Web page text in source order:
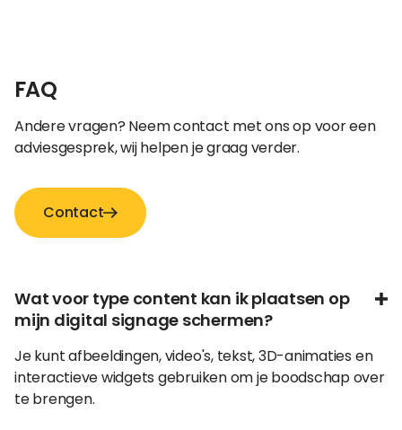
FAQ
Andere vragen? Neem contact met ons op voor een
adviesgesprek, wij helpen je graag verder.
Contact
Wat voor type content kan ik plaatsen op
mijn digital signage schermen?
Je kunt afbeeldingen, video's, tekst, 3D-animaties en
interactieve widgets gebruiken om je boodschap over
te brengen.